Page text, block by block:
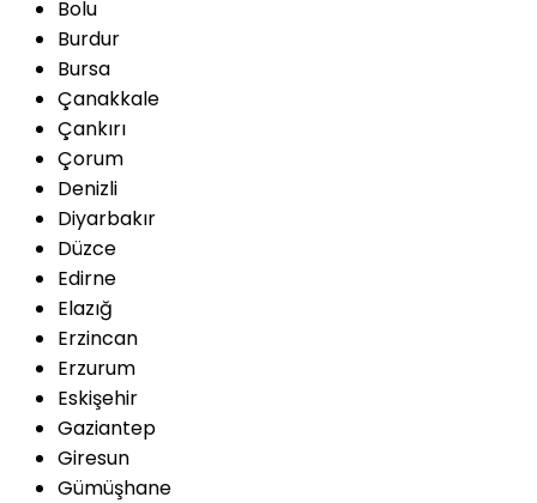
Bolu
Burdur
Bursa
Çanakkale
Çankırı
Çorum
Denizli
Diyarbakır
Düzce
Edirne
Elazığ
Erzincan
Erzurum
Eskişehir
Gaziantep
Giresun
Gümüşhane